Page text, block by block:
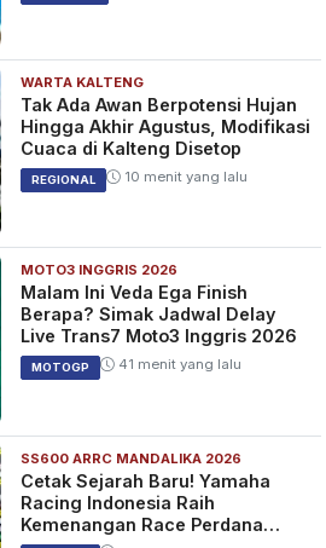
Warga Papua Temukan Bangkai
Pesawat Tempur! Diduga
Nakajima Ki-84 Peninggalan
Perang Dunia II
BERITA 8 bulan yang lalu
VIDEO - PARAH! Ibu Hamil dan
Bayinya Meninggal Setelah
Ditolak 4 RS, Prabowo
Perintahkan Audit Total
VIDEO 8 bulan yang lalu
TRAGEDI Ibu &amp; Bayi
Meregang Nyawa di Papua:
Ditolak 4 RS, Gubernur Murka
dan Akui Kebobrokan Total
WARTA KALTENG
Tak Ada Awan Berpotensi Hujan
Hingga Akhir Agustus, Modifikasi
Cuaca di Kalteng Disetop
REGIONAL 10 menit yang lalu
MOTO3 INGGRIS 2026
Malam Ini Veda Ega Finish
Berapa? Simak Jadwal Delay
Live Trans7 Moto3 Inggris 2026
MOTOGP 41 menit yang lalu
SS600 ARRC MANDALIKA 2026
Cetak Sejarah Baru! Yamaha
Racing Indonesia Raih
Kemenangan Race Perdana